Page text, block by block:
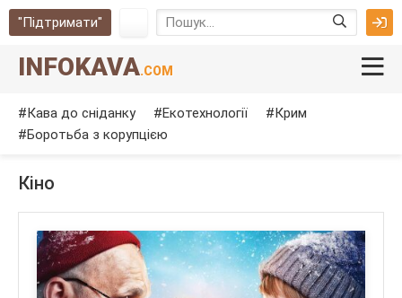
"Підтримати"
INFOKAVA.COM
Кава до сніданку Екотехнології
Крим
Боротьба з корупцією
Кіно